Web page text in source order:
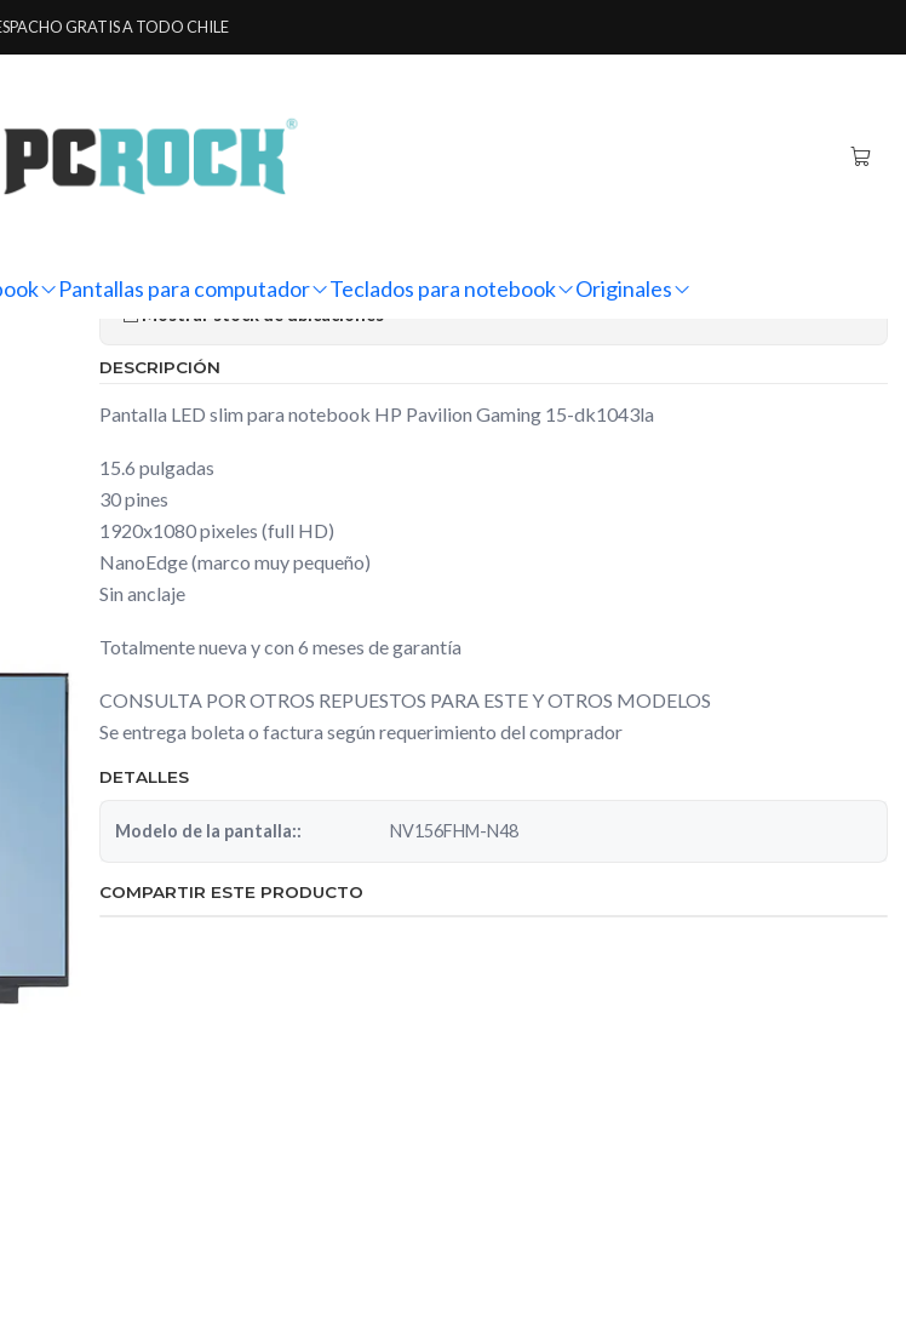
Pantallas para computador Teclados para notebook Originales
GRATIS A TODO CHILE
HP Pantalla Notebook HP Pavilion Gaming 15-dk1043la
Pantalla Notebook HP Pavilion
Gaming 15-dk1043la
Mostrar stock de ubicaciones
DESCRIPCIÓN
Pantalla LED slim para notebook HP Pavilion Gaming 15-dk1043la
15.6 pulgadas
30 pines
1920x1080 pixeles (full HD)
NanoEdge (marco muy pequeño)
Sin anclaje
Totalmente nueva y con 6 meses de garantía
CONSULTA POR OTROS REPUESTOS PARA ESTE Y OTROS MODELOS
Se entrega boleta o factura según requerimiento del comprador
DETALLES
Modelo de la pantalla:: NV156FHM-N48
COMPARTIR ESTE PRODUCTO